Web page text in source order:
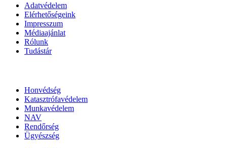
Adatvédelem
Elérhetőségeink
Impresszum
Médiaajánlat
Rólunk
Tudástár
Honvédség
Katasztrófavédelem
Munkavédelem
NAV
Rendőrség
Ügyészség